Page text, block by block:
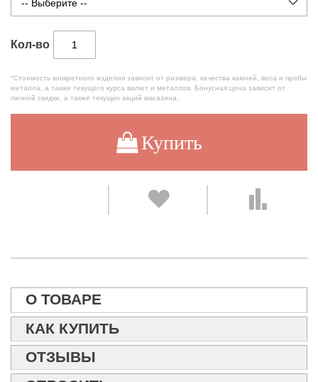
Кол-во
*Стоимость конкретного изделия зависит от размера, качества камней, веса и пробы
металла, а также текущего курса валют и металлов. Бонусная цена зависит от
личной скидки, а также текущих акций магазина.
Купить
О ТОВАРЕ
КАК КУПИТЬ
ОТЗЫВЫ